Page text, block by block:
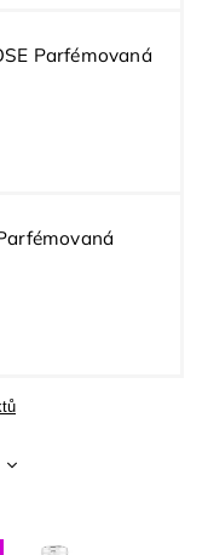
Parfémovaná